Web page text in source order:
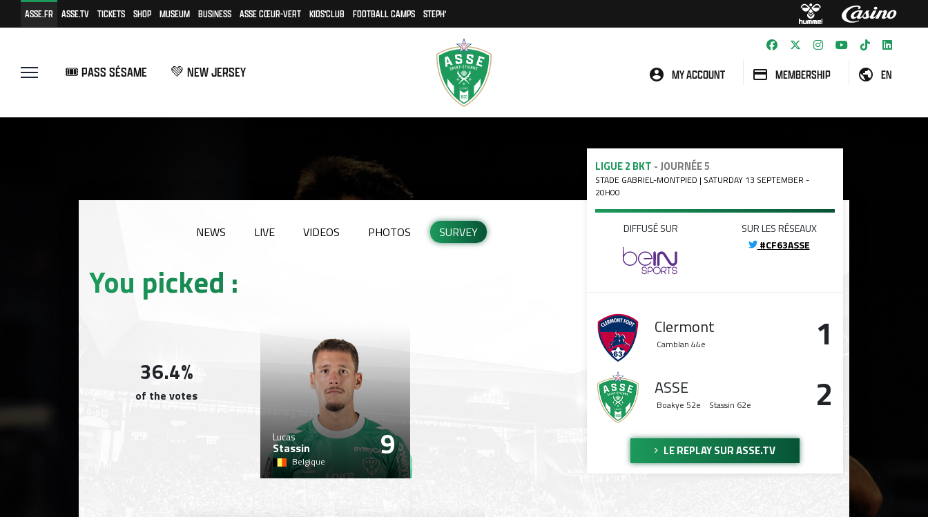
ASSE.FR ASSE.TV TICKETS SHOP MUSEUM BUSINESS ASSE CŒUR-VERT KIDS'CLUB FOOTBALL CAMPS STEPH'
🎟️ PASS SÉSAME 💚 NEW JERSEY MY ACCOUNT MEMBERSHIP EN
LIGUE 2 BKT - JOURNÉE 5
STADE GABRIEL-MONTPIED | SATURDAY 13 SEPTEMBER -
20H00
DIFFUSÉ SUR
SUR LES RÉSEAUX
#CF63ASSE
Clermont
Camblan 44e 1
ASSE
Boakye 52e Stassin 62e 2
LE REPLAY SUR ASSE.TV
NEWS LIVE VIDEOS PHOTOS SURVEY
You picked :
9
Lucas
Stassin
Belgique
36.4%
of the votes